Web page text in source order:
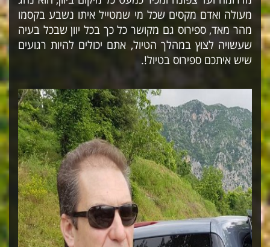
מעולה ואדם מקסים שכל מי שמטייל איתו נשבע בקסמו
מהר מאד, ספירוס גם מקושר כל כך בכל יוון שבכל בעיה
שעשויה לצוץ במהלך הטיול, אתם יכולים להיות רגועים
שיש איתכם ספירוס בטיול!.